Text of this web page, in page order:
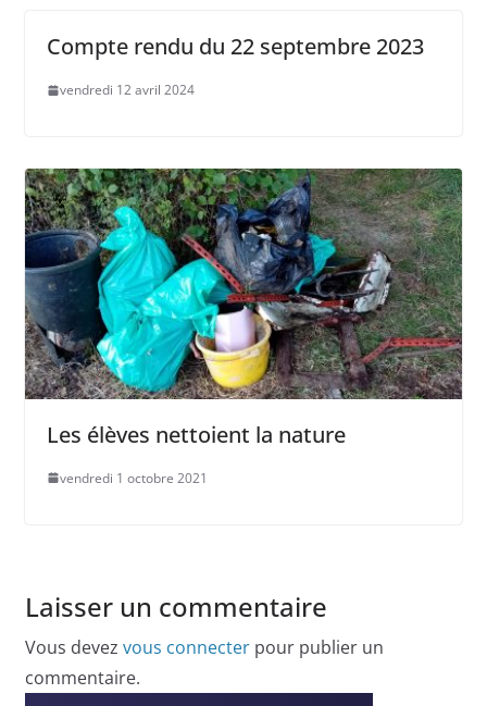
Compte rendu du 22 septembre 2023
vendredi 12 avril 2024
Les élèves nettoient la nature
vendredi 1 octobre 2021
Laisser un commentaire
Vous devez vous connecterpour publier un
commentaire.